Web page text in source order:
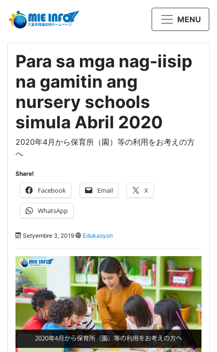
MENU
Para sa mga nag-iisip
na gamitin ang
nursery schools
simula Abril 2020
2020年4月から保育所（園）等の利用をお考えの方
へ
Share!
Facebook Email X
WhatsApp
Setyembre 3, 2019 Edukasyon